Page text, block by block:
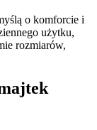
o komforcie i
użytku,
rozmiarów,